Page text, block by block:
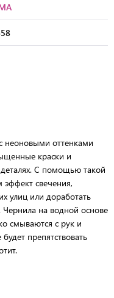
неоновыми оттенками
краски и
С помощью такой
свечения,
улиц или доработать
на водной основе
смываются с рук и
препятствовать